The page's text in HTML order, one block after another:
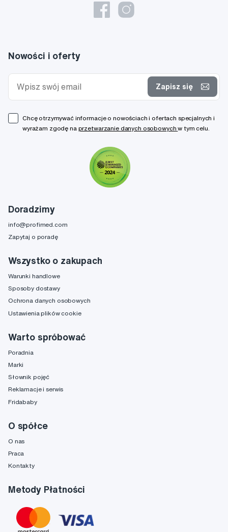
Doradzimy
info@profimed.com
Zapytaj o poradę
Wszystko o zakupach
Warunki handlowe
Sposoby dostawy
Ochrona danych osobowych
Ustawienia plików cookie
Warto spróbować
Poradnia
Marki
Słownik pojęć
Reklamacje i serwis
Fridababy
O spółce
O nas
Praca
Kontakty
Metody Płatności
Nowości i oferty
Zapisz się
Chcę otrzymywać informacje o nowościach i ofertach specjalnych i
wyrażam zgodę na przetwarzanie danych osobowychw tym celu.